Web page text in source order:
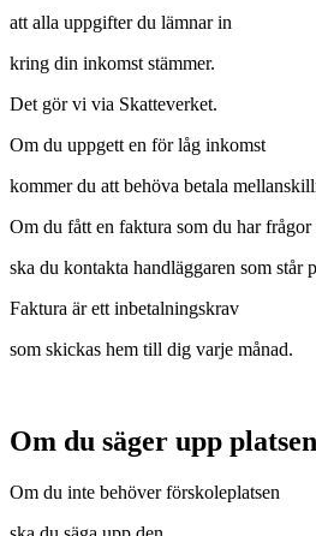
att alla uppgifter du lämnar in
kring din inkomst stämmer.
Det gör vi via Skatteverket.
Om du uppgett en för låg inkomst
kommer du att behöva betala
Om du fått en faktura som du har frågor
ska du kontakta handläggaren som står
Faktura är ett inbetalningskrav
som skickas hem till dig varje månad.
Om du säger upp platsen
Om du inte behöver förskoleplatsen